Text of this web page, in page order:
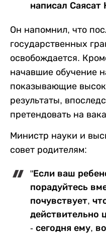
написал Саясат
Он напомнил, что
государственных
освобождается.
начавшие обучение
показывающие
результаты,
претендовать на
Министр науки и
совет родителям:
"Если ваш
порадуйтесь
почувствует,
действительно
- сегодня ему,